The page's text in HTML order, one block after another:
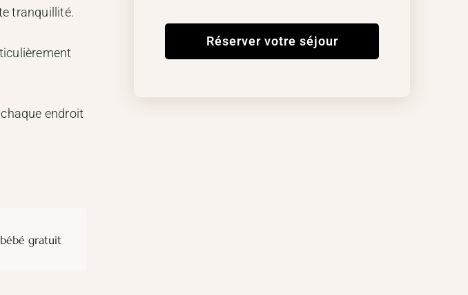
tranquillité.
endroit
gratuit